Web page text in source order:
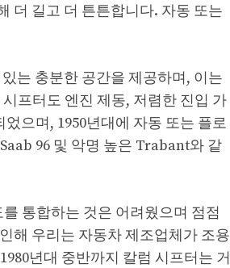
더 길고 더 튼튼합니다. 자동 또는
는 충분한 공간을 제공하며, 이는
프터도 엔진 제동, 저렴한 진입 가
으며, 1950년대에 자동 또는 플로
96 및 악명 높은 Trabant와 같
통합하는 것은 어려웠으며 점점
해 우리는 자동차 제조업체가 조용
년대 중반까지 칼럼 시프터는 거